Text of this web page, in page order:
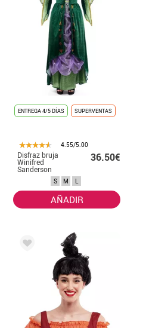
ENTREGA 4/5 DÍAS SUPERVENTAS
4.55/5.00
Disfraz bruja
Winifred
Sanderson
36.50€
S M L
AÑADIR